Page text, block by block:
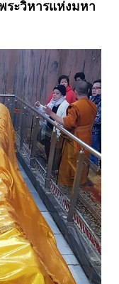
ะวิหารแห่งมหา